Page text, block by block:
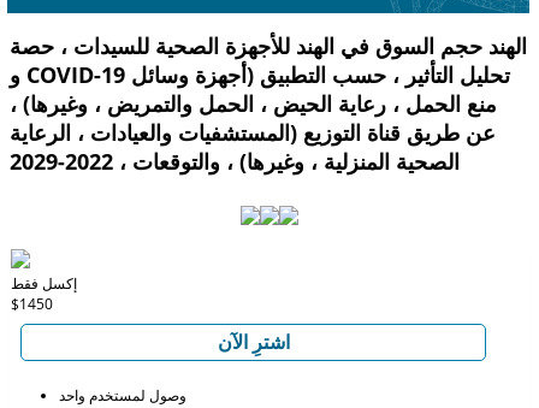
الهند حجم السوق في الهند للأجهزة الصحية للسيدات ، حصة
و COVID-19 تحليل التأثير ، حسب التطبيق (أجهزة وسائل
منع الحمل ، رعاية الحيض ، الحمل والتمريض ، وغيرها) ،
عن طريق قناة التوزيع (المستشفيات والعيادات ، الرعاية
الصحية المنزلية ، وغيرها) ، والتوقعات ، 2022-2029
إكسل فقط
$1450
اشترِ الآن
وصول لمستخدم واحد